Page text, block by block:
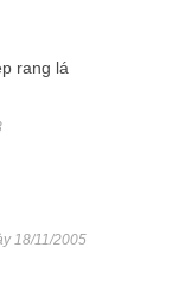
rang lá
18/11/2005